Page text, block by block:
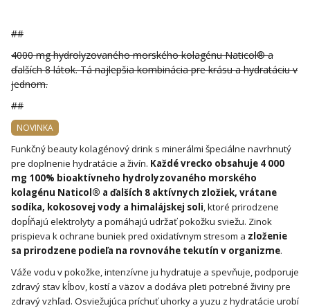
##
4000 mg hydrolyzovaného morského kolagénu Naticol® a
ďalších 8 látok. Tá najlepšia kombinácia pre krásu a hydratáciu v
jednom.
##
NOVINKA
Funkčný beauty kolagénový drink s minerálmi špeciálne navrhnutý
pre doplnenie hydratácie a živín. Každé vrecko obsahuje 4 000
mg 100% bioaktívneho hydrolyzovaného morského
kolagénu Naticol® a ďalších 8 aktívnych zložiek, vrátane
sodíka, kokosovej vody a himalájskej soli, ktoré prirodzene
dopĺňajú elektrolyty a pomáhajú udržať pokožku sviežu. Zinok
prispieva k ochrane buniek pred oxidatívnym stresom a zloženie
sa prirodzene podieľa na rovnováhe tekutín v organizme.
Váže vodu v pokožke, intenzívne ju hydratuje a spevňuje, podporuje
zdravý stav kĺbov, kostí a väzov a dodáva pleti potrebné živiny pre
zdravý vzhľad. Osviežujúca príchuť uhorky a yuzu z hydratácie urobí